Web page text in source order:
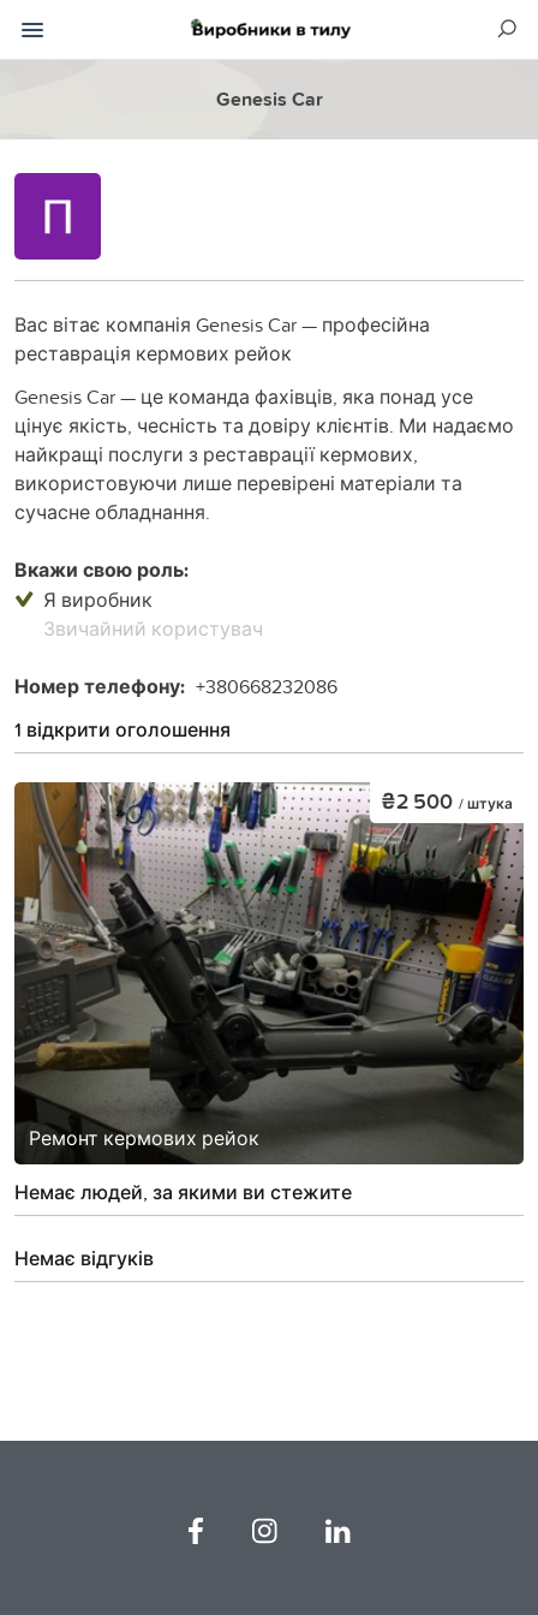
Genesis Car
Вас вітає компанія Genesis Car — професійна
реставрація кермових рейок
Genesis Car — це команда фахівців, яка понад усе
цінує якість, чесність та довіру клієнтів. Ми надаємо
найкращі послуги з реставрації кермових,
використовуючи лише перевірені матеріали та
сучасне обладнання.
Вкажи свою роль:
Я виробник
Звичайний користувач
Номер телефону: +380668232086
1 відкрити оголошення
Ремонт кермових рейок
₴2 500 / штука
Немає людей, за якими ви стежите
Немає відгуків